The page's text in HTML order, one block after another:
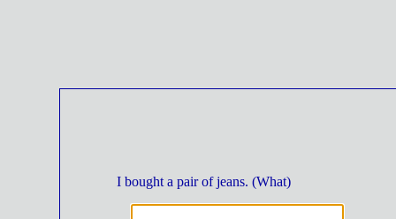
I bought a pair of jeans. (What)